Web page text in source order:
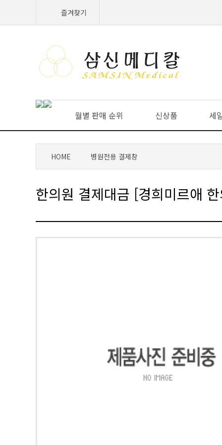
즐겨찾기
월별 판매 순위 신상품 세
HOME 병원전용 결제창
한의원 결제대금 [경희미르애